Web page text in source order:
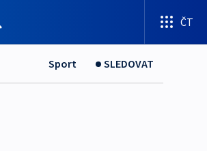
ČT
Sport SLEDOVAT